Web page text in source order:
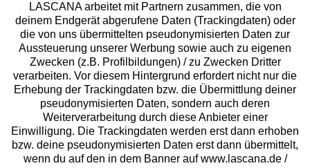
Services
Beratung
Über uns
Rechtliches
LASCANA arbeitet mit Partnern zusammen, die von
deinem Endgerät abgerufene Daten (Trackingdaten) oder
die von uns übermittelten pseudonymisierten Daten zur
Aussteuerung unserer Werbung sowie auch zu eigenen
Zwecken (z.B. Profilbildungen) / zu Zwecken Dritter
verarbeiten. Vor diesem Hintergrund erfordert nicht nur die
Erhebung der Trackingdaten bzw. die Übermittlung deiner
pseudonymisierten Daten, sondern auch deren
Weiterverarbeitung durch diese Anbieter einer
Einwilligung. Die Trackingdaten werden erst dann erhoben
bzw. deine pseudonymisierten Daten erst dann übermittelt,
wenn du auf den in dem Banner auf www.lascana.de /